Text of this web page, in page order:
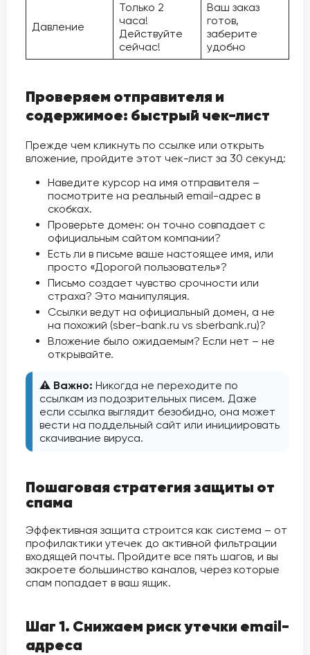
Давление
Только 2
часа!
Действуйте
сейчас!
Ваш заказ
готов,
заберите
удобно
Проверяем отправителя и
содержимое: быстрый чек-лист
Прежде чем кликнуть по ссылке или открыть
вложение, пройдите этот чек-лист за 30 секунд:
Наведите курсор на имя отправителя –
посмотрите на реальный email-адрес в
скобках.
Проверьте домен: он точно совпадает с
официальным сайтом компании?
Есть ли в письме ваше настоящее имя, или
просто «Дорогой пользователь»?
Письмо создает чувство срочности или
страха? Это манипуляция.
Ссылки ведут на официальный домен, а не
на похожий (sber-bank.ru vs sberbank.ru)?
Вложение было ожидаемым? Если нет – не
открывайте.
⚠️ Важно: Никогда не переходите по
ссылкам из подозрительных писем. Даже
если ссылка выглядит безобидно, она может
вести на поддельный сайт или инициировать
скачивание вируса.
Пошаговая стратегия защиты от
спама
Эффективная защита строится как система – от
профилактики утечек до активной фильтрации
входящей почты. Пройдите все пять шагов, и вы
закроете большинство каналов, через которые
спам попадает в ваш ящик.
Шаг 1. Снижаем риск утечки email-
адреса